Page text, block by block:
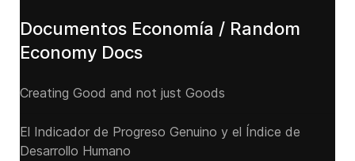
Documentos Economía / Random
Economy Docs
Creating Good and not just Goods
El Indicador de Progreso Genuino y el Índice de
Desarrollo Humano